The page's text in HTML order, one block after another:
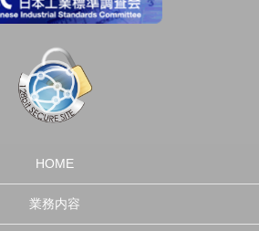
HOME
業務内容